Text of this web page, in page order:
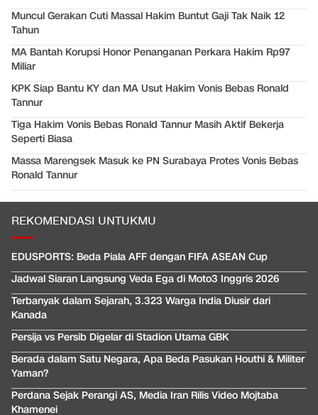
Muncul Gerakan Cuti Massal Hakim Buntut Gaji Tak Naik 12
Tahun
MA Bantah Korupsi Honor Penanganan Perkara Hakim Rp97
Miliar
KPK Siap Bantu KY dan MA Usut Hakim Vonis Bebas Ronald
Tannur
Tiga Hakim Vonis Bebas Ronald Tannur Masih Aktif Bekerja
Seperti Biasa
Massa Marengsek Masuk ke PN Surabaya Protes Vonis Bebas
Ronald Tannur
REKOMENDASI UNTUKMU
EDUSPORTS: Beda Piala AFF dengan FIFA ASEAN Cup
Jadwal Siaran Langsung Veda Ega di Moto3 Inggris 2026
Terbanyak dalam Sejarah, 3.323 Warga India Diusir dari
Kanada
Persija vs Persib Digelar di Stadion Utama GBK
Berada dalam Satu Negara, Apa Beda Pasukan Houthi & Militer
Yaman?
Perdana Sejak Perangi AS, Media Iran Rilis Video Mojtaba
Khamenei